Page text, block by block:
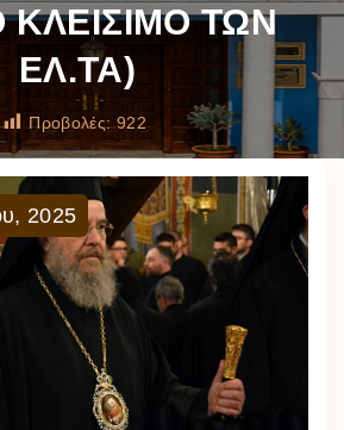
ΚΛΕΙΣΙΜΟ ΤΩΝ
ΕΛ.ΤΑ)
Προβολές: 922
, 2025